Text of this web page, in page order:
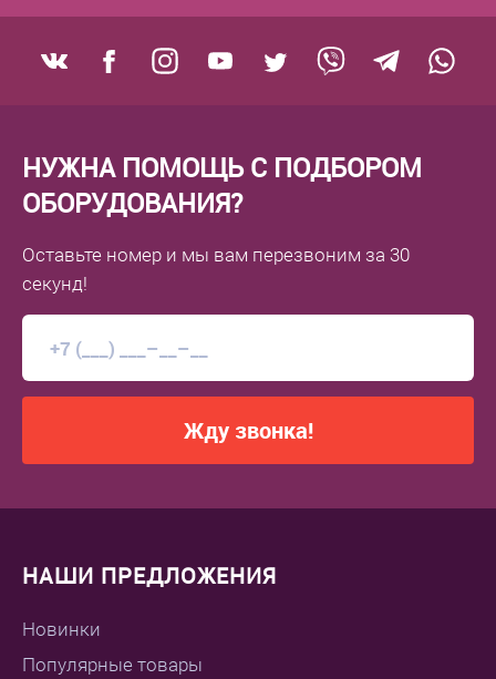
НУЖНА ПОМОЩЬ С ПОДБОРОМ
ОБОРУДОВАНИЯ?
Оставьте номер и мы вам перезвоним за 30
секунд!
Жду звонка!
НАШИ ПРЕДЛОЖЕНИЯ
Новинки
Популярные товары